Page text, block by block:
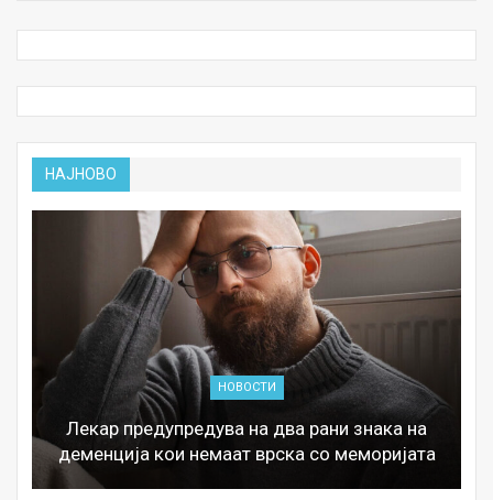
НАЈНОВО
НОВОСТИ
Лекар предупредува на два рани знака на
деменција кои немаат врска со меморијата